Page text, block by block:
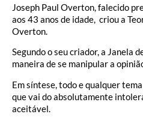
Joseph Paul Overton, falecido
aos 43 anos de idade, criou a
Overton.
Segundo o seu criador, a Janela
maneira de se manipular a
Em síntese, todo e qualquer
que vai do absolutamente
aceitável.